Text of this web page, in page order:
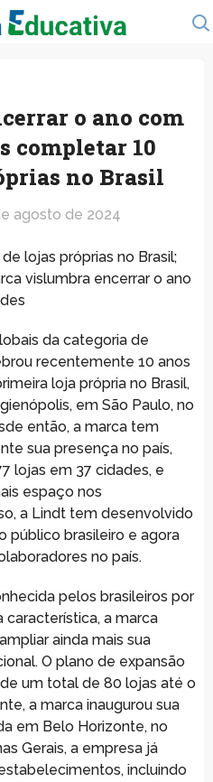
o ano com
completar 10
no Brasil
agosto de 2024
lojas próprias no Brasil;
vislumbra encerrar o ano
da categoria de
recentemente 10 anos
loja própria no Brasil,
em São Paulo, no
então, a marca tem
sua presença no país,
lojas em 37 cidades, e
espaço nos
a Lindt tem desenvolvido
público brasileiro e agora
no país.
pelos brasileiros por
a marca
ainda mais sua
O plano de expansão
um total de 80 lojas até o
a marca inaugurou sua
em Belo Horizonte, no
Gerais, a empresa já
incluindo